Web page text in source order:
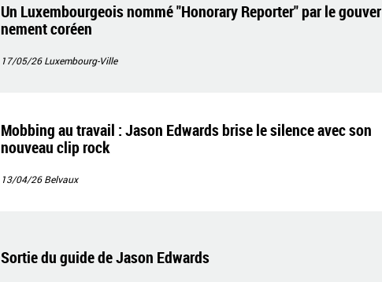
Un Luxembourgeois nommé "Honorary Reporter" par le gouver
nement coréen
17/05/26Luxembourg-Ville
Mobbing au travail : Jason Edwards brise le silence avec son
nouveau clip rock
13/04/26Belvaux
Sortie du guide de Jason Edwards